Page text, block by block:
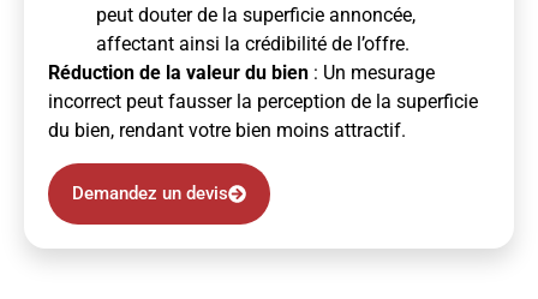
peut douter de la superficie annoncée,
affectant ainsi la crédibilité de l’offre.
Réduction de la valeur du bien : Un mesurage
incorrect peut fausser la perception de la superficie
du bien, rendant votre bien moins attractif.
Demandez un devis